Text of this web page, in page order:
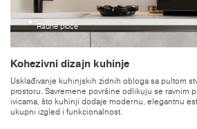
Radne ploče
Kohezivni dizajn kuhinje
Usklađivanje kuhinjskih zidnih obloga sa pultom
prostoru. Savremene površine odlikuju se ravnim
ivicama, što kuhinji dodaje modernu, elegantnu
ukupni izgled i funkcionalnost.